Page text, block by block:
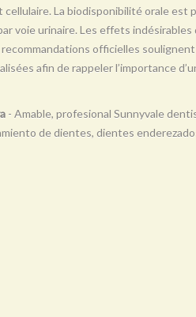
La biodisponibilité orale est
voie urinaire. Les effets
officielles
afin de rappeler l’importance
- Amable, profesional Sunnyvale
de dientes, dientes